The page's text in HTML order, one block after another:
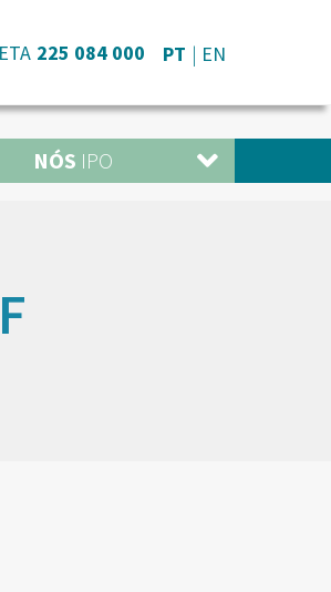
225 084 000 PT EN
NÓS IPO